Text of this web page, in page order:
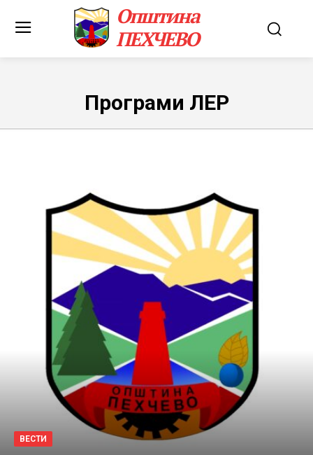
Општина
ПЕХЧЕВО
Програми ЛЕР
ВЕСТИ